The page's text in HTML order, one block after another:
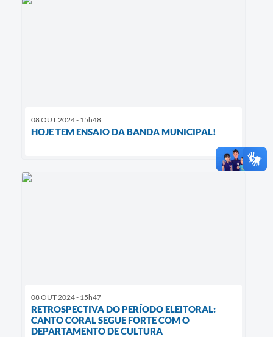
08 OUT 2024 - 15h48
HOJE TEM ENSAIO DA BANDA MUNICIPAL!
08 OUT 2024 - 15h47
RETROSPECTIVA DO PERÍODO ELEITORAL:
CANTO CORAL SEGUE FORTE COM O
DEPARTAMENTO DE CULTURA